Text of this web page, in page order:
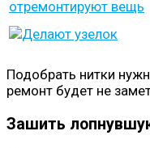
Подобрать нитки
ремонт будет не
Зашить